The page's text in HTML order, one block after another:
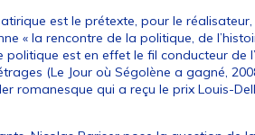
est le prétexte, pour le
« la rencontre de la politique, de
politique est en effet le fil conducteur de
(Le Jour où Ségolène a gagné,
romanesque qui a reçu le prix Louis-